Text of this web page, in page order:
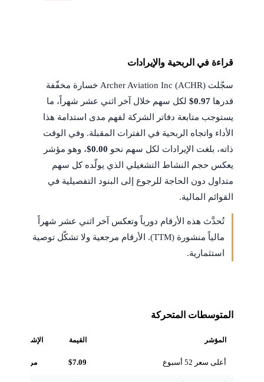
قراءة في الربحية والإيرادات
سجّلت Archer Aviation Inc (ACHR) خسارة مخفّفة
قدرها $0.97لكل سهم خلال آخر اثني عشر شهراً، ما
يستوجب متابعة دفاتر الشركة لفهم مدى استدامة هذا
الأداء واتجاه الربحية في الفترات المقبلة. وفي الوقت
ذاته، بلغت الإيرادات لكل سهم نحو $0.00، وهو مؤشر
يعكس حجم النشاط التشغيلي الذي يولّده كل سهم
متداول دون الحاجة للرجوع إلى البنود التفصيلية في
القوائم المالية.
تُحدَّث هذه الأرقام دورياً وتعكس آخر اثني عشر شهراً
مالياً منشورة (TTM). الأرقام مرجعية ولا تشكّل توصية
استثمارية.
المتوسطات المتحركة
المؤشر القيمة الإشارة
أعلى سعر 52 أسبوع $7.09 مرجعي